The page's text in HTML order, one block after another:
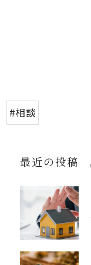
#相談
最近の投稿